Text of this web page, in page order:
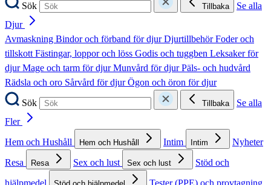
Sök
Tillbaka
Se alla
Djur
Avmaskning Bindor och förband för djurDjurtillbehörFoder och
tillskottFästingar, loppor och löss Godis och tuggben Leksaker för
djurMage och tarm för djurMunvård för djurPäls- och hudvård
Rädsla och oro Sårvård för djurÖgon och öron för djur
Sök
Tillbaka
Se alla
Fler
Hem och Hushåll
Hem och Hushåll Intim Intim
Nyheter
Resa
Resa Sex och lust Sex och lust
Stöd och